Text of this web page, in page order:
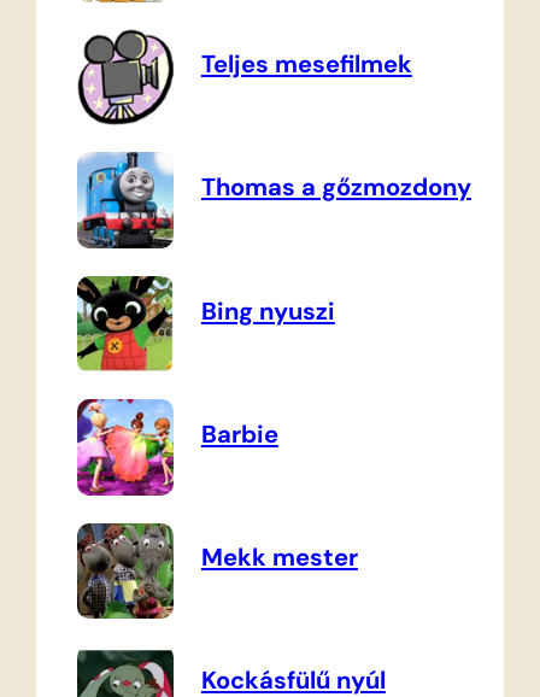
Teljes mesefilmek
Thomas a gőzmozdony
Bing nyuszi
Barbie
Mekk mester
Kockásfülű nyúl